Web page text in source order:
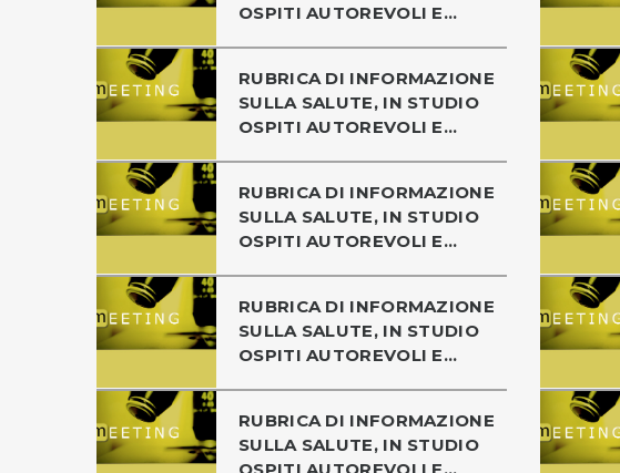
OSPITI AUTOREVOLI E...
RUBRICA DI INFORMAZIONE
SULLA SALUTE, IN STUDIO
OSPITI AUTOREVOLI E...
RUBRICA DI INFORMAZIONE
SULLA SALUTE, IN STUDIO
OSPITI AUTOREVOLI E...
RUBRICA DI INFORMAZIONE
SULLA SALUTE, IN STUDIO
OSPITI AUTOREVOLI E...
RUBRICA DI INFORMAZIONE
SULLA SALUTE, IN STUDIO
OSPITI AUTOREVOLI E...